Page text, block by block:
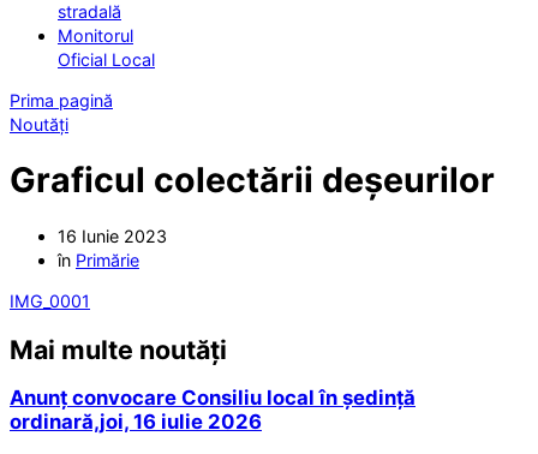
stradală
Monitorul
Oficial Local
Prima pagină
Noutăți
Graficul colectării deșeurilor
16 Iunie 2023
în Primărie
IMG_0001
Mai multe noutăți
Anunț convocare Consiliu local în ședință
ordinară,joi, 16 iulie 2026